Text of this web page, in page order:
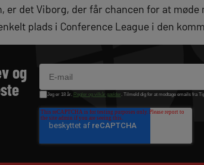
er det Viborg, der får chancen for at
plads i Conference League i den
og
Jeg er 18 år. Regler og vilkår gælder . Tilmeld dig for at modtage emails fra